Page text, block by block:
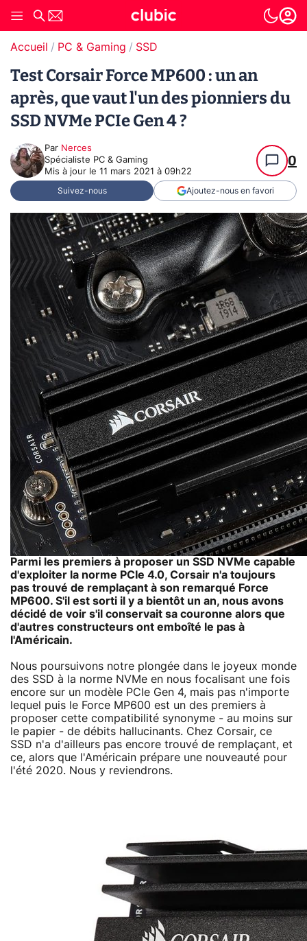
Accueil PC & Gaming SSD
Test Corsair Force MP600 : un an
après, que vaut l'un des pionniers du
SSD NVMe PCIe Gen 4 ?
Par Nerces
Spécialiste PC & Gaming
Mis à jour le 11 mars 2021 à 09h22
0
Suivez-nous Ajoutez-nous en favori
Parmi les premiers à proposer un SSD NVMe capable
d'exploiter la norme PCIe 4.0, Corsair n'a toujours
pas trouvé de remplaçant à son remarqué Force
MP600. S'il est sorti il y a bientôt un an, nous avons
décidé de voir s'il conservait sa couronne alors que
d'autres constructeurs ont emboîté le pas à
l'Américain.
Nous poursuivons notre plongée dans le joyeux monde
des SSD à la norme NVMe en nous focalisant une fois
encore sur un modèle PCIe Gen 4, mais pas n'importe
lequel puis le Force MP600 est un des premiers à
proposer cette compatibilité synonyme - au moins sur
le papier - de débits hallucinants. Chez Corsair, ce
SSD n'a d'ailleurs pas encore trouvé de remplaçant, et
ce, alors que l'Américain prépare une nouveauté pour
l'été 2020. Nous y reviendrons.